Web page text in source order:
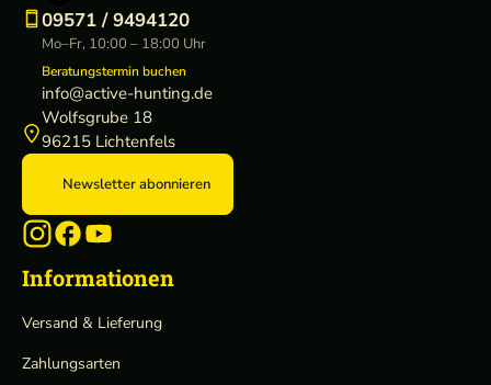
09571 / 9494120
Mo–Fr, 10:00 – 18:00 Uhr
Beratungstermin buchen
info@active-hunting.de
Wolfsgrube 18
96215 Lichtenfels
Newsletter abonnieren
Informationen
Versand & Lieferung
Zahlungsarten